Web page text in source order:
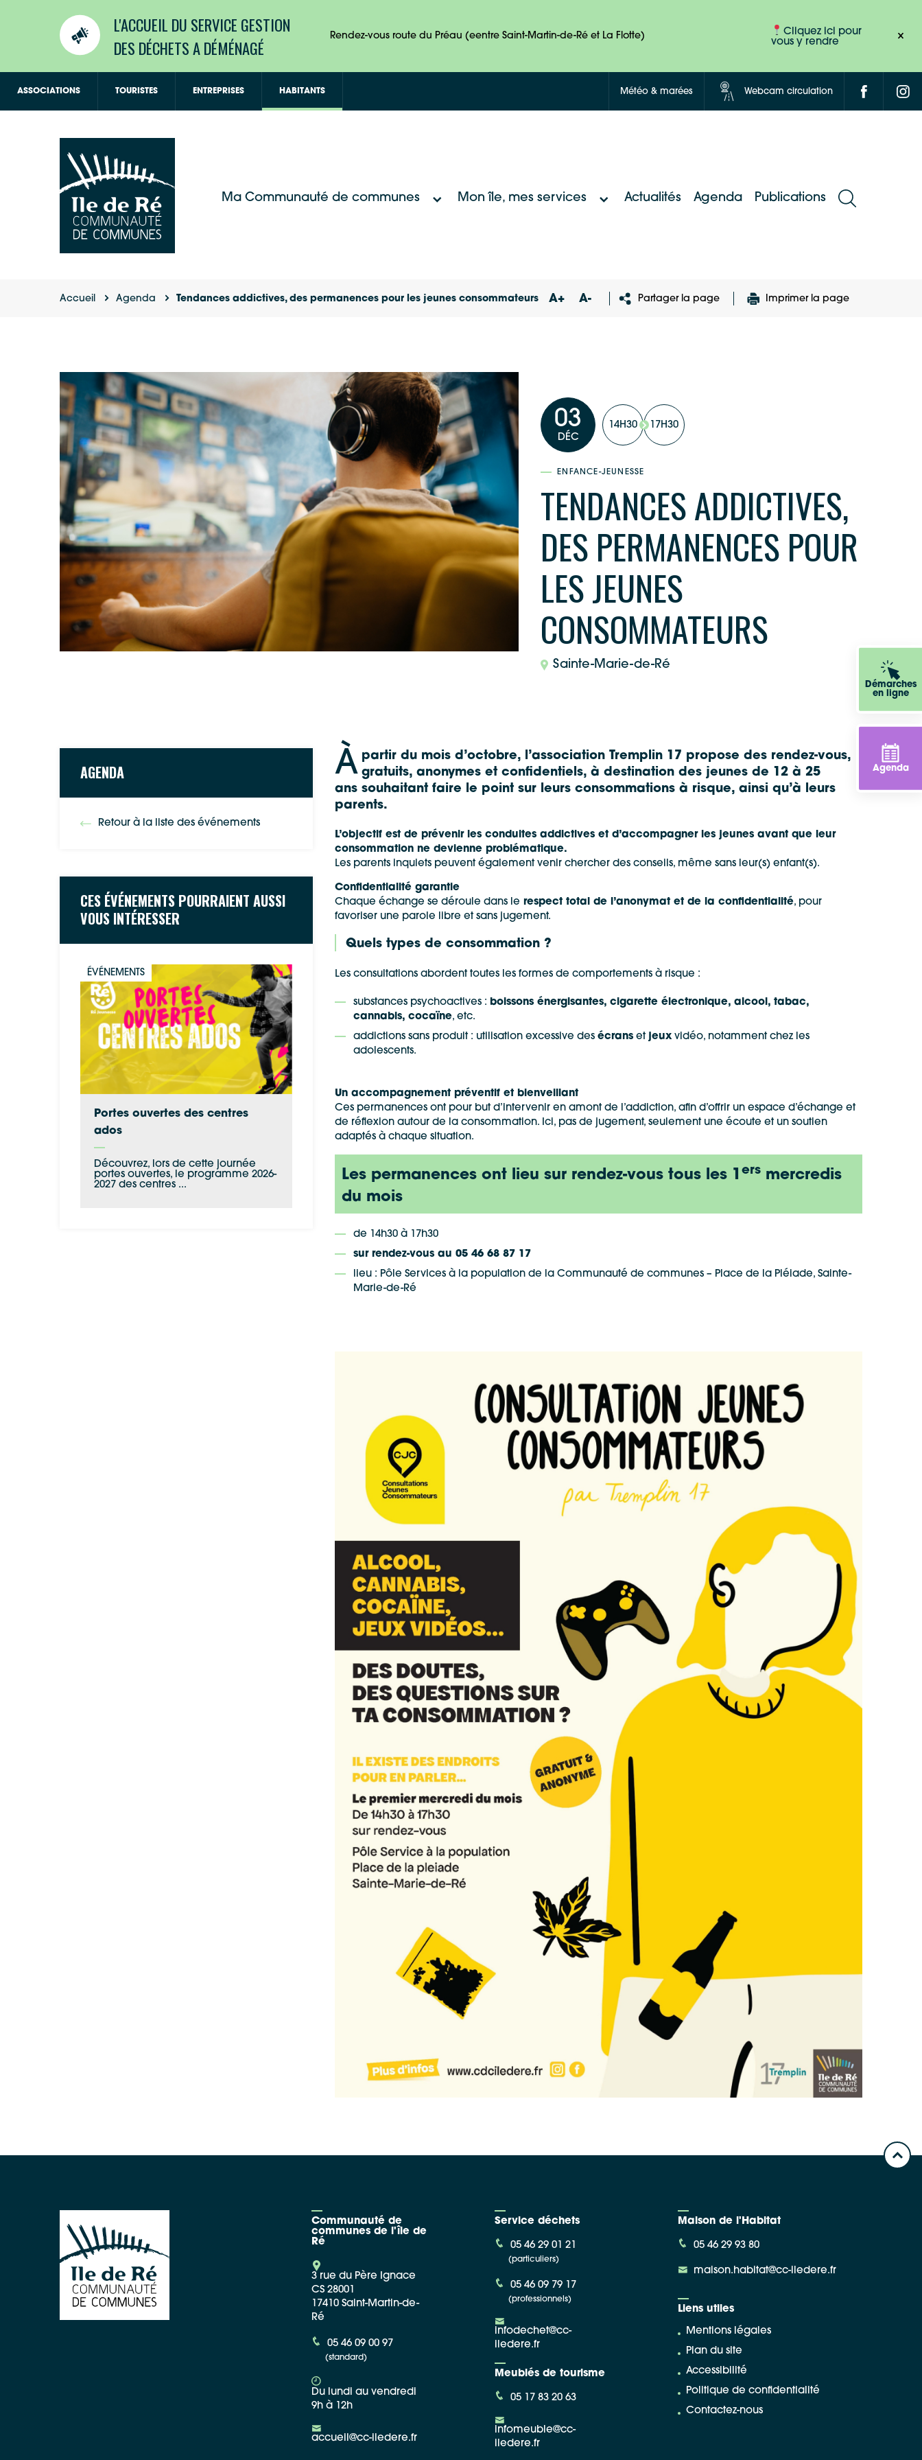
L'ACCUEIL DU SERVICE GESTION
DES DÉCHETS A DÉMÉNAGÉ
Rendez-vous route du Préau (eentre Saint-Martin-de-Ré et La Flotte)
Cliquez ici pour
vous y rendre
Démarches
en ligne
Agenda
ASSOCIATIONS TOURISTES ENTREPRISES HABITANTS Météo & marées Webcam circulation
Ma Communauté de communes Mon île, mes services Actualités Agenda Publications
Accueil Agenda Tendances addictives, des permanences pour les jeunes consommateurs A+ A- Partager la page Imprimer la page
03
DÉC
14H30 17H30
ENFANCE-JEUNESSE
TENDANCES ADDICTIVES,
DES PERMANENCES POUR
LES JEUNES
CONSOMMATEURS
Sainte-Marie-de-Ré
AGENDA
Retour à la liste des événements
CES ÉVÉNEMENTS POURRAIENT AUSSI
VOUS INTÉRESSER
ÉVÉNEMENTS
Portes ouvertes des centres
ados
Découvrez, lors de cette journée
portes ouvertes, le programme 2026-
2027 des centres ...
À partir du mois d’octobre, l’association Tremplin 17 propose des rendez-vous,
gratuits, anonymes et confidentiels, à destination des jeunes de 12 à 25
anssouhaitant faire le point sur leurs consommations à risque, ainsi qu’à leurs
parents.
L’objectif est de prévenir les conduites addictives et d’accompagner les jeunes avant que leur
consommation ne devienne problématique.
Les parents inquiets peuvent également venir chercher des conseils, même sans leur(s) enfant(s).
Confidentialité garantie
Chaque échange se déroule dans le respect total de l’anonymat et de la confidentialité, pour
favoriser une parole libre et sans jugement.
Quels types de consommation ?
Les consultations abordent toutes les formes de comportements à risque :
substances psychoactives : boissons énergisantes, cigarette électronique, alcool, tabac,
cannabis, cocaïne, etc.
addictions sans produit : utilisation excessive des écranset jeuxvidéo, notamment chez les
adolescents.
Un accompagnement préventif et bienveillant
Ces permanences ont pour but d’intervenir en amont de l’addiction, afin d’offrir un espace d’échange et
de réflexion autour de la consommation. Ici, pas de jugement, seulement une écoute et un soutien
adaptés à chaque situation.
Les permanences ont lieu sur rendez-vous tous les 1 ersmercredis
du mois
de 14h30 à 17h30
sur rendez-vous au 05 46 68 87 17
lieu : Pôle Services à la population de la Communauté de communes – Place de la Pléiade, Sainte-
Marie-de-Ré
Communauté de
communes de l'île de
Ré
3 rue du Père Ignace
CS 28001
17410 Saint-Martin-de-
Ré
05 46 09 00 97
(standard)
Du lundi au vendredi
9h à 12h
accueil@cc-iledere.fr
Service déchets
05 46 29 01 21
(particuliers)
05 46 09 79 17
(professionnels)
infodechet@cc-
iledere.fr
Meublés de tourisme
05 17 83 20 63
infomeuble@cc-
iledere.fr
Maison de l'Habitat
05 46 29 93 80
maison.habitat@cc-iledere.fr
Liens utiles
Mentions légales
Plan du site
Accessibilité
Politique de confidentialité
Contactez-nous
Google Maps